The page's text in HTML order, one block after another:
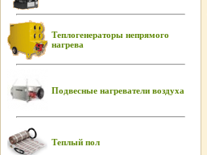
Теплогенераторы непрямого
нагрева
Подвесные нагреватели воздуха
Теплый пол